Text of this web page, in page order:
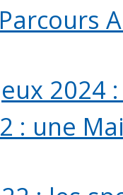
2024
: une